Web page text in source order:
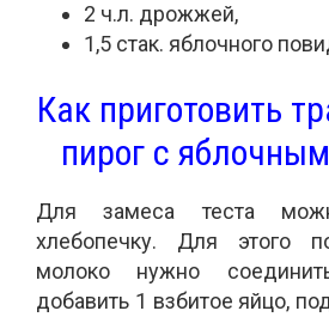
2 ч.л. дрожжей,
1,5 стак. яблочного
Как приготовить
пирог с
Для замеса теста
хлебопечку. Для этого
молоко нужно
добавить 1 взбитое яйцо,